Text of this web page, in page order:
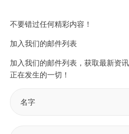
不要错过任何精彩内容！
加入我们的邮件列表
加入我们的邮件列表，获取最新资
正在发生的一切！